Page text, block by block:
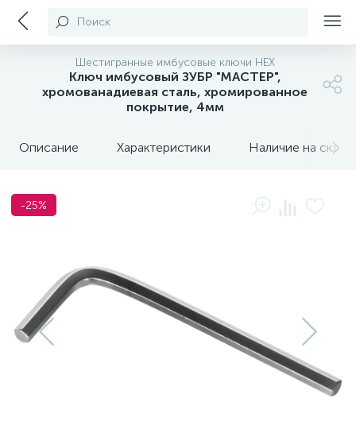
Поиск
Шестигранные имбусовые ключи HEX
Ключ имбусовый ЗУБР "МАСТЕР",
хромованадиевая сталь, хромированное
покрытие, 4мм
Описание Характеристики Наличие на
-25%